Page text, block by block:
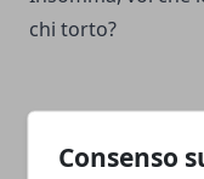
Consenso
chi torto?